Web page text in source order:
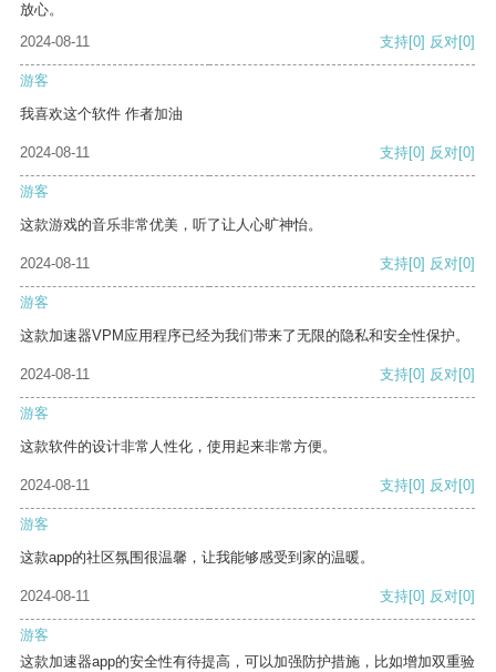
放心。
2024-08-11
支持[0] 反对[0]
游客
我喜欢这个软件 作者加油
2024-08-11 支持[0] 反对[0]
游客
这款游戏的音乐非常优美，听了让人心旷神怡。
2024-08-11 支持[0] 反对[0]
游客
这款加速器VPM应用程序已经为我们带来了无限的隐私和安全性保护。
2024-08-11 支持[0] 反对[0]
游客
这款软件的设计非常人性化，使用起来非常方便。
2024-08-11 支持[0] 反对[0]
游客
这款app的社区氛围很温馨，让我能够感受到家的温暖。
2024-08-11 支持[0] 反对[0]
游客
这款加速器app的安全性有待提高，可以加强防护措施，比如增加双重验